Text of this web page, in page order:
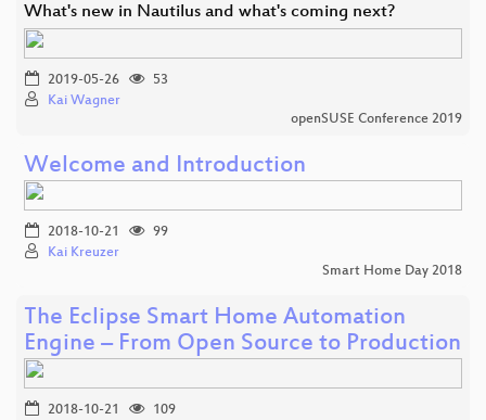
What's new in Nautilus and what's coming next?
2019-05-26
53
Kai Wagner
openSUSE Conference 2019
Welcome and Introduction
2018-10-21
99
Kai Kreuzer
Smart Home Day 2018
The Eclipse Smart Home Automation
Engine – From Open Source to Production
2018-10-21
109